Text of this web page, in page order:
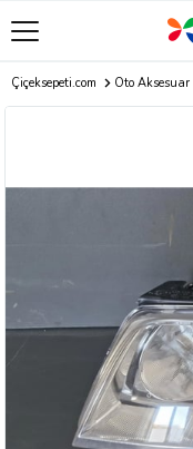
Çiçeksepeti.com Oto Aksesuar